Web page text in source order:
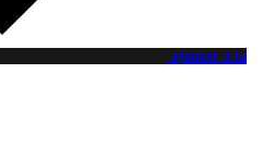
ajouter à la